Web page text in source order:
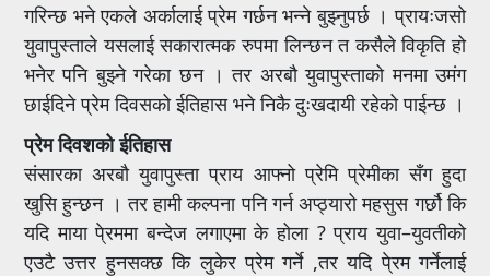
गरिन्छ भने एकले अर्कालाई प्रेम गर्छन भन्ने बुझ्नुपर्छ । प्रायःजसो
युवापुस्ताले यसलाई सकारात्मक रुपमा लिन्छन त कसैले विकृति हो
भनेर पनि बुझ्ने गरेका छन । तर अरबौ युवापुस्ताको मनमा उमंग
छाईदिने प्रेम दिवसको ईतिहास भने निकै दुःखदायी रहेको पाईन्छ ।
प्रेम दिवशको ईतिहास
संसारका अरबौ युवापुस्ता प्राय आफ्नो प्रेमि प्रेमीका सँग हुदा
खुसि हुन्छन । तर हामी कल्पना पनि गर्न अप्ठ्यारो महसुस गर्छौ कि
यदि माया पे्रममा बन्देज लगाएमा के होला ? प्राय युवा–युवतीको
एउटै उत्तर हुनसक्छ कि लुकेर प्रेम गर्ने ,तर यदि पे्रम गर्नेलाई